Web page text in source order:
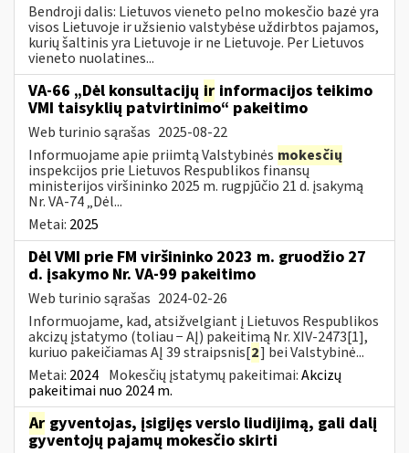
Bendroji dalis: Lietuvos vieneto pelno mokesčio bazė yra
visos Lietuvoje ir užsienio valstybėse uždirbtos pajamos,
kurių šaltinis yra Lietuvoje ir ne Lietuvoje. Per Lietuvos
vieneto nuolatines...
VA-66 „Dėl konsultacijų ir informacijos teikimo
VMI taisyklių patvirtinimo“ pakeitimo
Web turinio sąrašas 2025-08-22
Informuojame apie priimtą Valstybinės mokesčių
inspekcijos prie Lietuvos Respublikos finansų
ministerijos viršininko 2025 m. rugpjūčio 21 d. įsakymą
Nr. VA-74 „Dėl...
Metai: 2025
Dėl VMI prie FM viršininko 2023 m. gruodžio 27
d. įsakymo Nr. VA-99 pakeitimo
Web turinio sąrašas 2024-02-26
Informuojame, kad, atsižvelgiant į Lietuvos Respublikos
akcizų įstatymo (toliau − AĮ) pakeitimą Nr. XIV-2473[1],
kuriuo pakeičiamas AĮ 39 straipsnis[2] bei Valstybinė...
Metai: 2024 Mokesčių įstatymų pakeitimai:Akcizų
pakeitimai nuo 2024 m.
Ar gyventojas, įsigijęs verslo liudijimą, gali dalį
gyventojų pajamų mokesčio skirti